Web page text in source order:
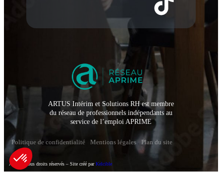
ARTUS Intérim et Solutions RH est membre
du réseau de professionnels indépendants au
service de l’emploi APRIME
Politique de confidentialité Mentions légales Plan du site
Artus – Tous droits réservés – Site créé parKelcible